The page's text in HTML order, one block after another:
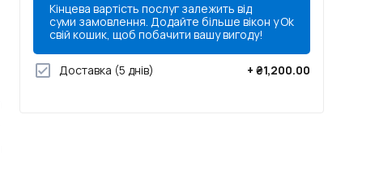
Кінцева вартість послуг залежить від
суми замовлення. Додайте більше вікон у
свій кошик, щоб побачити вашу вигоду!
Ok
Доставка (5 днів) + ₴1,200.00